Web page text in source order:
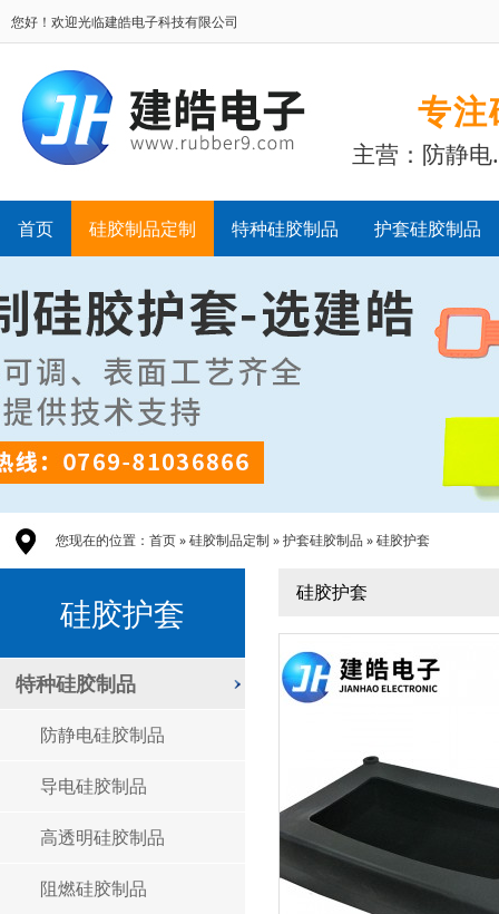
您好！欢迎光临建皓电子科技有限公司
专注
主营：防静
首页 硅胶制品定制 特种硅胶制品 护套硅胶制品
您现在的位置： 首页»硅胶制品定制»护套硅胶制品 »硅胶护套
硅胶护套
特种硅胶制品
防静电硅胶制品
导电硅胶制品
高透明硅胶制品
阻燃硅胶制品
硅胶护套